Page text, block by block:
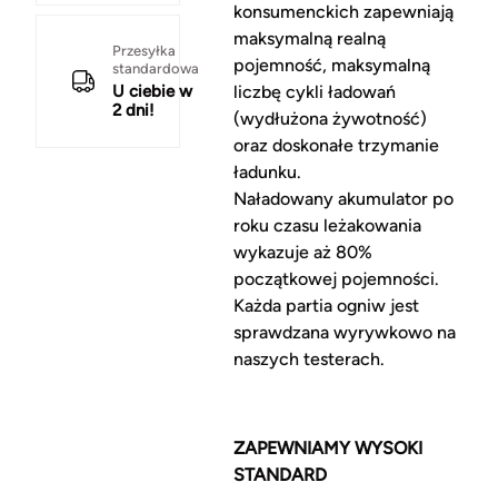
Przesyłka
standardowa
U ciebie w
2 dni!
konsumenckich zapewniają
maksymalną realną
pojemność, maksymalną
liczbę cykli ładowań
(wydłużona żywotność)
oraz doskonałe trzymanie
ładunku.
Naładowany akumulator po
roku czasu leżakowania
wykazuje aż 80%
początkowej pojemności.
Każda partia ogniw jest
sprawdzana wyrywkowo na
naszych testerach.
ZAPEWNIAMY WYSOKI
STANDARD